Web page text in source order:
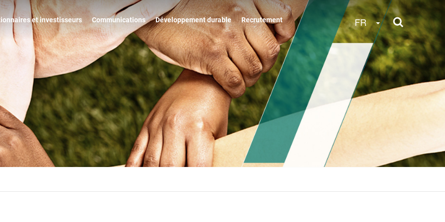
et investisseurs Communications Développement durable Recrutement FR Toggle